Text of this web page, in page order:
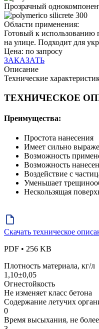
Прозрачный
Области применения:
Готовый к использованию
на улице. Подходит для
Цена: по запросу
ЗАКАЗАТЬ
Описание
Технические
ТЕХНИЧЕСКОЕ
Преимущества:
Простота нанесения
Имеет сильно
Возможность
Возможность
Воздействие с
Уменьшает
Нескользящая
Скачать техническое
PDF • 256 KB
Плотность материала, кг/л
1,10±0,05
Огнестойкость
Не изменяет класс бетона
Содержание летучих
0
Время высыхания, не